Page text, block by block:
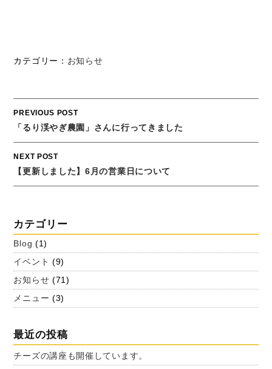
カテゴリー： お知らせ
Post
navigation
PREVIOUS POST
「るり渓やぎ農園」さんに行ってきました
NEXT POST
【更新しました】6月の営業日について
カテゴリー
Blog (1)
イベント (9)
お知らせ (71)
メニュー (3)
最近の投稿
チーズの講座も開催しています。